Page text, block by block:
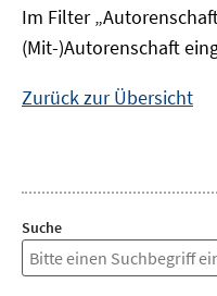
Im Filter
(Mit-)Autorenschaft
Zurück zur Übersicht
Suche